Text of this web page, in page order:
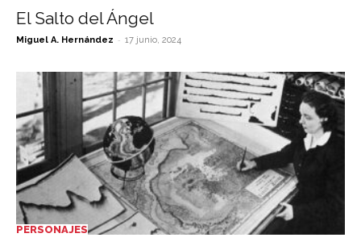
El Salto del Ángel
Miguel A. Hernández - 17 junio, 2024
PERSONAJES